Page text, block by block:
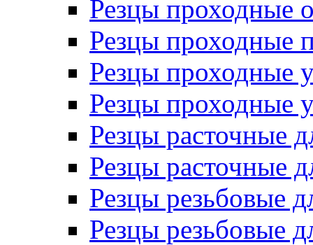
Резцы проходные
Резцы проходные
Резцы проходные
Резцы проходные
Резцы расточные
Резцы расточные
Резцы резьбовые
Резцы резьбовые